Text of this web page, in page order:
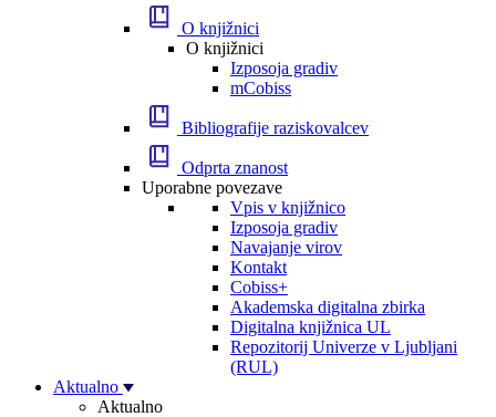
O knjižnici
O knjižnici
Izposoja gradiv
mCobiss
Bibliografije raziskovalcev
Odprta znanost
Uporabne povezave
Vpis v knjižnico
Izposoja gradiv
Navajanje virov
Kontakt
Cobiss+
Akademska digitalna zbirka
Digitalna knjižnica UL
Repozitorij Univerze v Ljubljani
(RUL)
Aktualno
Aktualno